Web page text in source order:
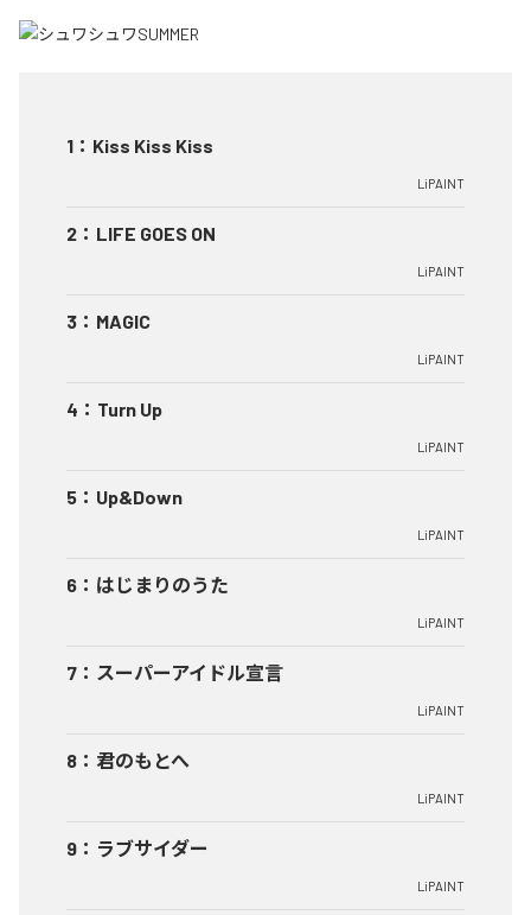
1 ： Kiss Kiss Kiss
LiPAINT
2 ： LIFE GOES ON
LiPAINT
3 ： MAGIC
LiPAINT
4 ： Turn Up
LiPAINT
5 ： Up&Down
LiPAINT
6 ： はじまりのうた
LiPAINT
7 ： スーパーアイドル宣言
LiPAINT
8 ： 君のもとへ
LiPAINT
9 ： ラブサイダー
LiPAINT